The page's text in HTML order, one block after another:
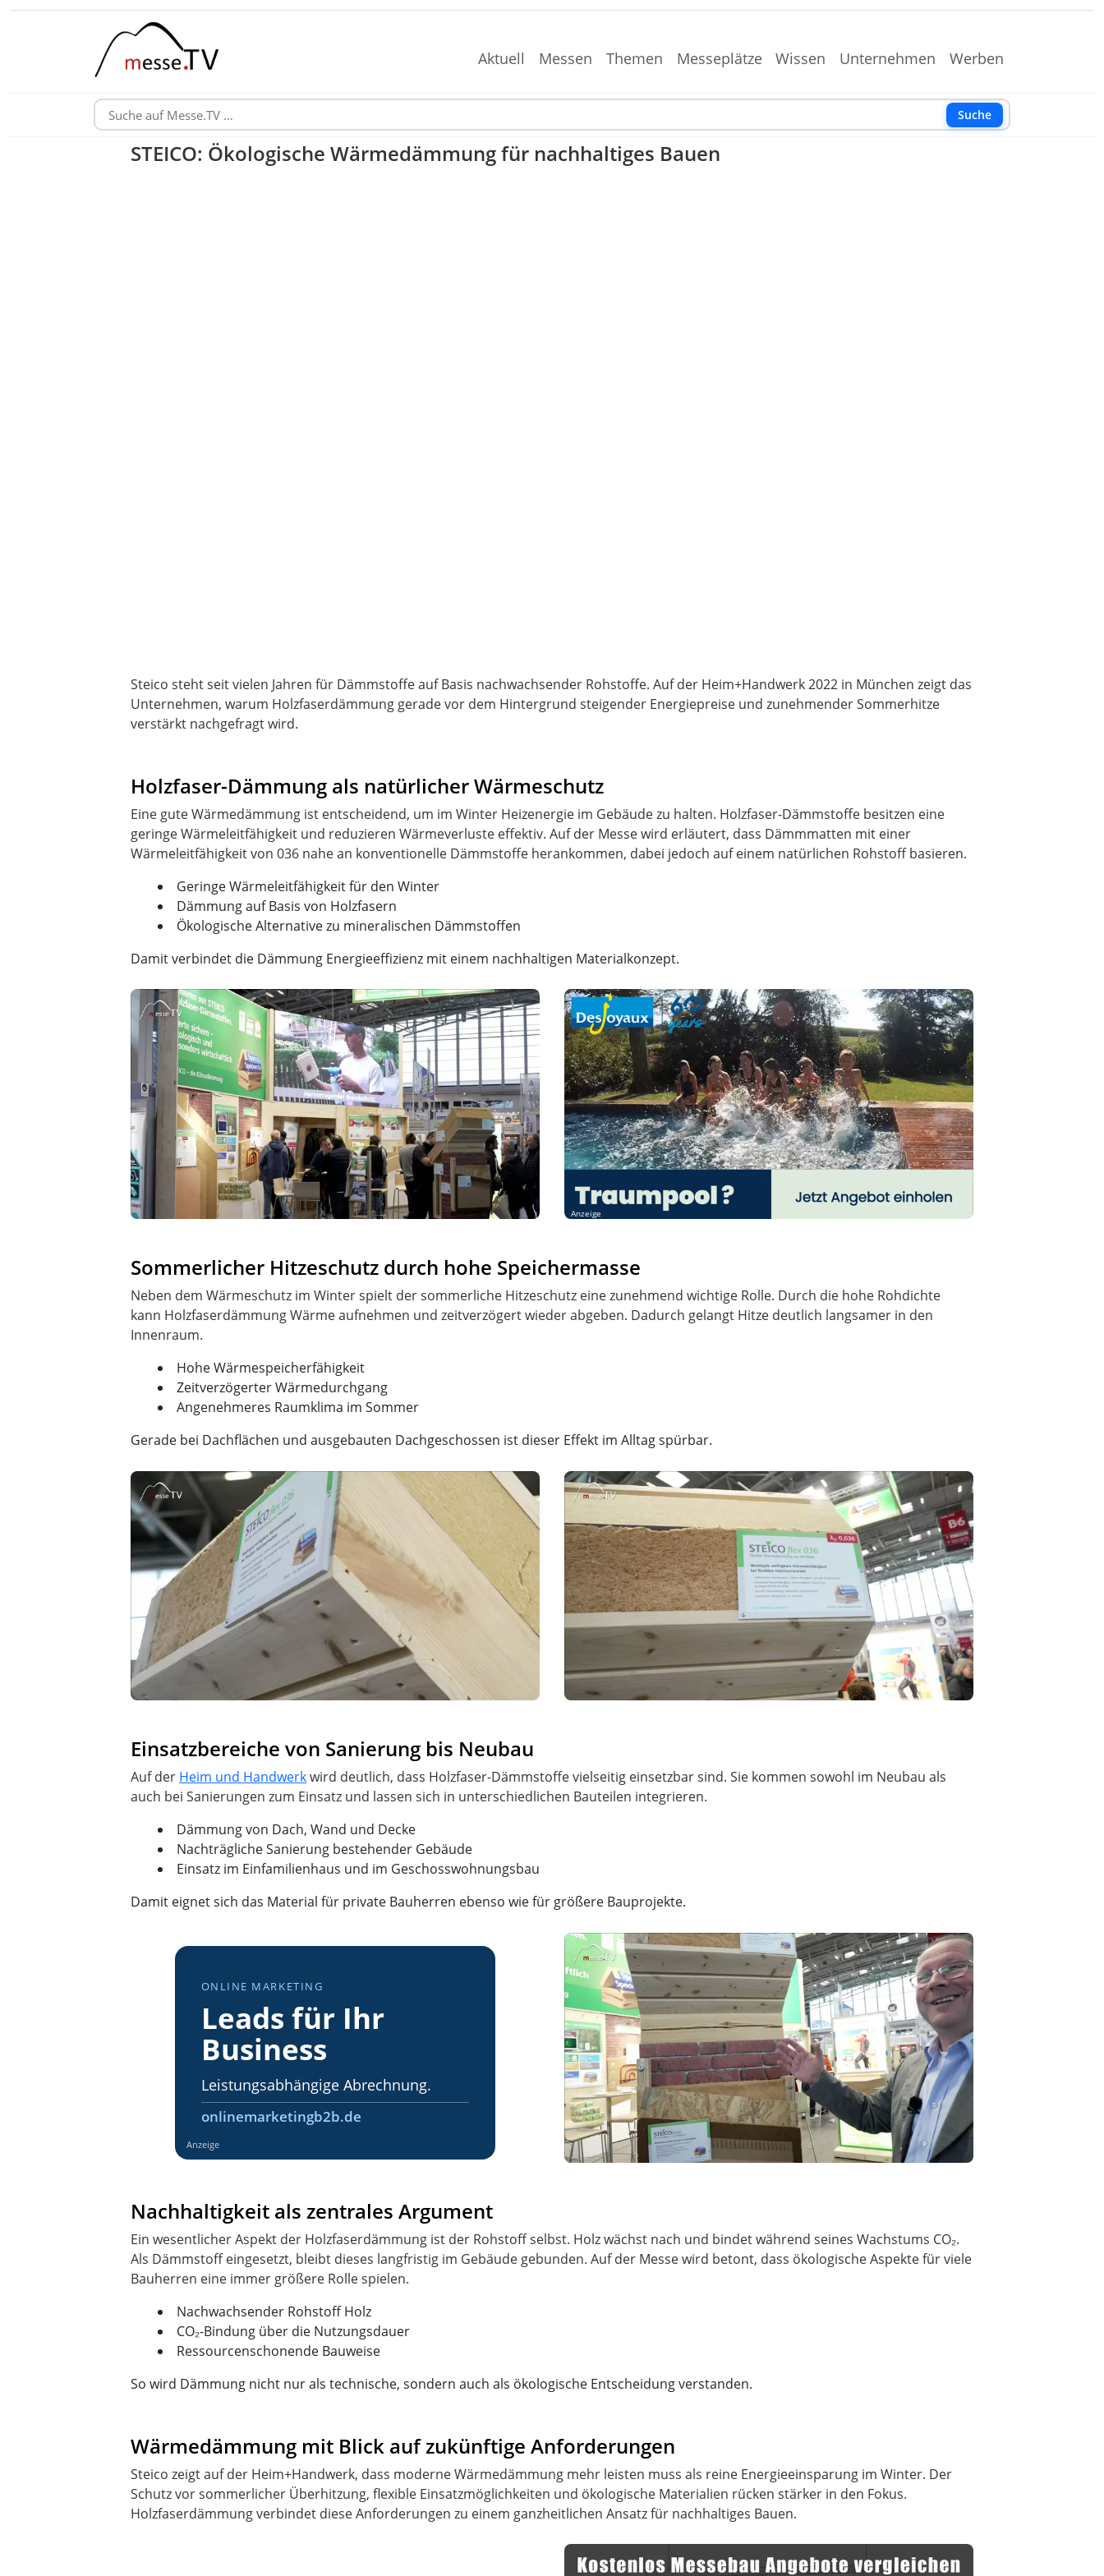
Aktuell Messen Themen Messeplätze Wissen Unternehmen Werben
Suche
STEICO: Ökologische Wärmedämmung für nachhaltiges Bauen
Steico steht seit vielen Jahren für Dämmstoffe auf Basis nachwachsender Rohstoffe. Auf der Heim+Handwerk 2022 in München zeigt das
Unternehmen, warum Holzfaserdämmung gerade vor dem Hintergrund steigender Energiepreise und zunehmender Sommerhitze
verstärkt nachgefragt wird.
Holzfaser-Dämmung als natürlicher Wärmeschutz
Eine gute Wärmedämmung ist entscheidend, um im Winter Heizenergie im Gebäude zu halten. Holzfaser-Dämmstoffe besitzen eine
geringe Wärmeleitfähigkeit und reduzieren Wärmeverluste effektiv. Auf der Messe wird erläutert, dass Dämmmatten mit einer
Geringe Wärmeleitfähigkeit für den Winter
Dämmung auf Basis von Holzfasern
Ökologische Alternative zu mineralischen Dämmstoffen
Damit verbindet die Dämmung Energieeffizienz mit einem nachhaltigen Materialkonzept.
Anzeige
Sommerlicher Hitzeschutz durch hohe Speichermasse
Neben dem Wärmeschutz im Winter spielt der sommerliche Hitzeschutz eine zunehmend wichtige Rolle. Durch die hohe Rohdichte
kann Holzfaserdämmung Wärme aufnehmen und zeitverzögert wieder abgeben. Dadurch gelangt Hitze deutlich langsamer in den
Hohe Wärmespeicherfähigkeit
Zeitverzögerter Wärmedurchgang
Angenehmeres Raumklima im Sommer
Gerade bei Dachflächen und ausgebauten Dachgeschossen ist dieser Effekt im Alltag spürbar.
Einsatzbereiche von Sanierung bis Neubau
Auf der Heim und Handwerkwird deutlich, dass Holzfaser-Dämmstoffe vielseitig einsetzbar sind. Sie kommen sowohl im Neubau als
Dämmung von Dach, Wand und Decke
Nachträgliche Sanierung bestehender Gebäude
Einsatz im Einfamilienhaus und im Geschosswohnungsbau
Damit eignet sich das Material für private Bauherren ebenso wie für größere Bauprojekte.
ONLINE MARKETING
Leads für Ihr
Business
Leistungsabhängige Abrechnung.
onlinemarketingb2b.de
Anzeige
Nachhaltigkeit als zentrales Argument
Ein wesentlicher Aspekt der Holzfaserdämmung ist der Rohstoff selbst. Holz wächst nach und bindet während seines Wachstums CO₂.
Als Dämmstoff eingesetzt, bleibt dieses langfristig im Gebäude gebunden. Auf der Messe wird betont, dass ökologische Aspekte für viele
Nachwachsender Rohstoff Holz
CO₂-Bindung über die Nutzungsdauer
Ressourcenschonende Bauweise
So wird Dämmung nicht nur als technische, sondern auch als ökologische Entscheidung verstanden.
Wärmedämmung mit Blick auf zukünftige Anforderungen
Steico zeigt auf der Heim+Handwerk, dass moderne Wärmedämmung mehr leisten muss als reine Energieeinsparung im Winter. Der
Schutz vor sommerlicher Überhitzung, flexible Einsatzmöglichkeiten und ökologische Materialien rücken stärker in den Fokus.
Holzfaserdämmung verbindet diese Anforderungen zu einem ganzheitlichen Ansatz für nachhaltiges Bauen.